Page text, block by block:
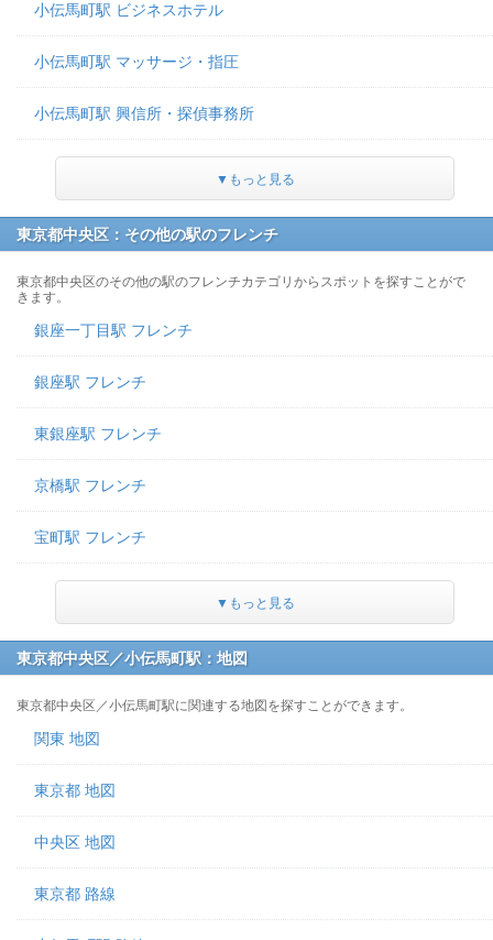
小伝馬町駅 ビジネスホテル
小伝馬町駅 マッサージ・指圧
小伝馬町駅 興信所・探偵事務所
▼もっと見る
東京都中央区：その他の駅のフレンチ
東京都中央区のその他の駅のフレンチカテゴリからスポットを探すことがで
きます。
銀座一丁目駅 フレンチ
銀座駅 フレンチ
東銀座駅 フレンチ
京橋駅 フレンチ
宝町駅 フレンチ
▼もっと見る
東京都中央区／小伝馬町駅：地図
東京都中央区／小伝馬町駅に関連する地図を探すことができます。
関東 地図
東京都 地図
中央区 地図
東京都 路線